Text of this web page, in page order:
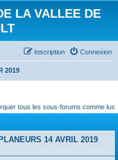
LA VALLEE DE
Connexion
Inscription
2019
tous les sous-forums comme lus
14 AVRIL 2019